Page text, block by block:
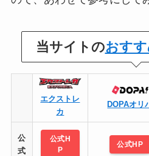
当サイトのおす
エクストレ
カ
DOPAオリ
公
式
公式H
P
公式HP